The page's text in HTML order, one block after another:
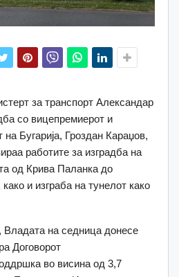
за транспорт Александар
со вицепремиерот и
на Бугарија, Гроздан Караџов,
работите за изградба на
од Крива Паланка до
како и изграба на тунелот како
Владата на седница донесе
Договорот
во висина од 3,7